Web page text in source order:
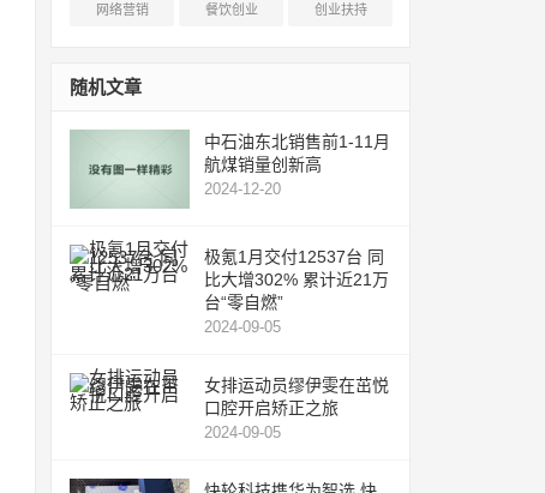
网络营销 餐饮创业 创业扶持
随机文章
中石油东北销售前1-11月
航煤销量创新高
2024-12-20
极氪1月交付12537台 同
比大增302% 累计近21万
台“零自燃”
2024-09-05
女排运动员缪伊雯在茁悦
口腔开启矫正之旅
2024-09-05